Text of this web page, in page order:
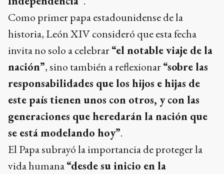
Como primer papa estadounidense de la
historia, León XIV consideró que esta fecha
invita no solo a celebrar“el notable viaje de la
nación”, sino también a reflexionar“sobre las
responsabilidades que los hijos e hijas de
este país tienen unos con otros, y con las
generaciones que heredarán la nación que
se está modelando hoy”.
El Papa subrayó la importancia de proteger la
vida humana“desde su inicio en la